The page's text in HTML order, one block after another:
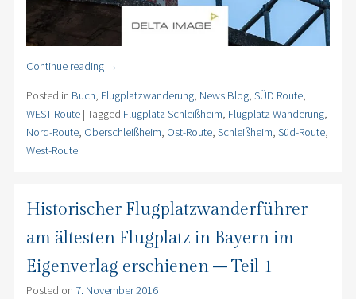
Continue reading →
Posted in Buch, Flugplatzwanderung, News Blog, SÜD Route,
WEST Route | Tagged Flugplatz Schleißheim, Flugplatz Wanderung,
Nord-Route, Oberschleißheim, Ost-Route, Schleißheim, Süd-Route,
West-Route
Historischer Flugplatzwanderführer
am ältesten Flugplatz in Bayern im
Eigenverlag erschienen – Teil 1
Posted on 7. November 2016